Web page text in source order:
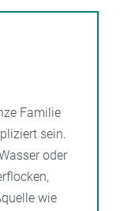
Familie
sein.
oder
wie